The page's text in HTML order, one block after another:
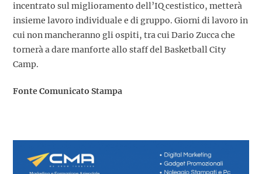
incentrato sul miglioramento dell’IQ cestistico, metterà
insieme lavoro individuale e di gruppo. Giorni di lavoro in
cui non mancheranno gli ospiti, tra cui Dario Zucca che
tornerà a dare manforte allo staff del Basketball City
Camp.
Fonte Comunicato Stampa